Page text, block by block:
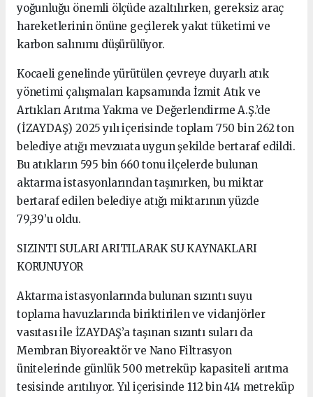
yoğunluğu önemli ölçüde azaltılırken, gereksiz araç
hareketlerinin önüne geçilerek yakıt tüketimi ve
karbon salınımı düşürülüyor.
Kocaeli genelinde yürütülen çevreye duyarlı atık
yönetimi çalışmaları kapsamında İzmit Atık ve
Artıkları Arıtma Yakma ve Değerlendirme A.Ş.’de
(İZAYDAŞ) 2025 yılı içerisinde toplam 750 bin 262 ton
belediye atığı mevzuata uygun şekilde bertaraf edildi.
Bu atıkların 595 bin 660 tonu ilçelerde bulunan
aktarma istasyonlarından taşınırken, bu miktar
bertaraf edilen belediye atığı miktarının yüzde
79,39’u oldu.
SIZINTI SULARI ARITILARAK SU KAYNAKLARI
KORUNUYOR
Aktarma istasyonlarında bulunan sızıntı suyu
toplama havuzlarında biriktirilen ve vidanjörler
vasıtası ile İZAYDAŞ’a taşınan sızıntı suları da
Membran Biyoreaktör ve Nano Filtrasyon
ünitelerinde günlük 500 metreküp kapasiteli arıtma
tesisinde arıtılıyor. Yıl içerisinde 112 bin 414 metreküp